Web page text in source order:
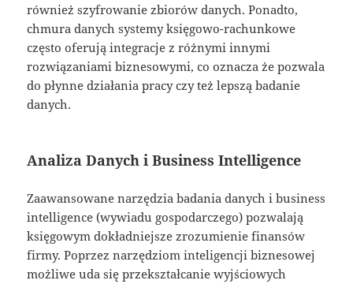
również szyfrowanie zbiorów danych. Ponadto,
chmura danych systemy księgowo-rachunkowe
często oferują integracje z różnymi innymi
rozwiązaniami biznesowymi, co oznacza że pozwala
do płynne działania pracy czy też lepszą badanie
danych.
Analiza Danych i Business Intelligence
Zaawansowane narzędzia badania danych i business
intelligence (wywiadu gospodarczego) pozwalają
księgowym dokładniejsze zrozumienie finansów
firmy. Poprzez narzędziom inteligencji biznesowej
możliwe uda się przekształcanie wyjściowych